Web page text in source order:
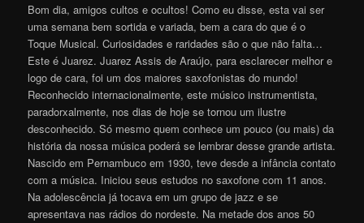
Bom dia, amigos cultos e ocultos! Como eu disse, esta vai ser
uma semana bem sortida e variada, bem a cara do que é o
Toque Musical. Curiosidades e raridades são o que não falta…
Este é Juarez. Juarez Assis de Araújo, para esclarecer melhor e
logo de cara, foi um dos maiores saxofonistas do mundo!
Reconhecido internacionalmente, este músico instrumentista,
paradorxalmente, nos dias de hoje se tornou um ilustre
desconhecido. Só mesmo quem conhece um pouco (ou mais) da
história da nossa música poderá se lembrar desse grande artista.
Nascido em Pernambuco em 1930, teve desde a infância contato
com a música. Iniciou seus estudos no saxofone com 11 anos.
Na adolescência já tocava em um grupo de jazz e se
apresentava nas rádios do nordeste. Na metade dos anos 50